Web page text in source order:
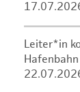
Leiter*in
Hafenbahn